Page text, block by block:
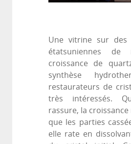
Une vitrine sur des
étatsuniennes de
croissance de
synthèse
restaurateurs de
très intéressés.
rassure, la croissance
que les parties
elle rate en